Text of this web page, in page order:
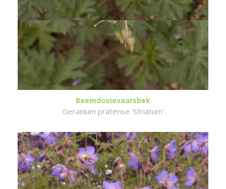
Beemdooievaarsbek
Geranium pratense 'Striatum'